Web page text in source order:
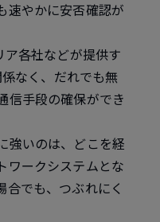
速やかに安否確認が
各社などが提供す
なく、だれでも無
信手段の確保ができ
強いのは、どこを経
ワークシステムとな
合でも、つぶれにく